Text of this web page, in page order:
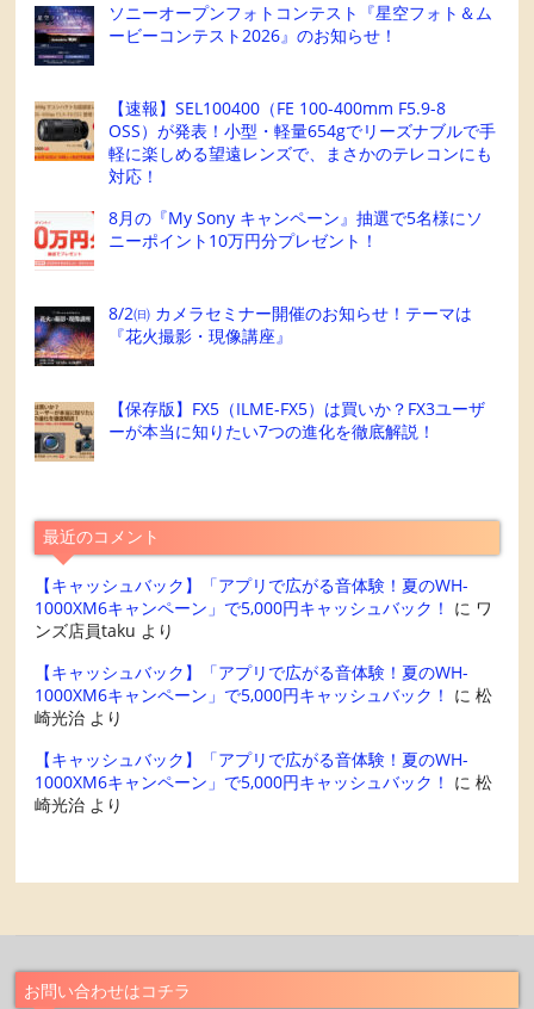
ソニーオープンフォトコンテスト『星空フォト＆ム
ービーコンテスト2026』のお知らせ！
【速報】SEL100400（FE 100-400mm F5.9-8
OSS）が発表！小型・軽量654gでリーズナブルで手
軽に楽しめる望遠レンズで、まさかのテレコンにも
対応！
8月の『My Sony キャンペーン』抽選で5名様にソ
ニーポイント10万円分プレゼント！
8/2㈰ カメラセミナー開催のお知らせ！テーマは
『花火撮影・現像講座』
【保存版】FX5（ILME-FX5）は買いか？FX3ユーザ
ーが本当に知りたい7つの進化を徹底解説！
最近のコメント
【キャッシュバック】「アプリで広がる音体験！夏のWH-
1000XM6キャンペーン」で5,000円キャッシュバック！ に ワ
ンズ店員taku より
【キャッシュバック】「アプリで広がる音体験！夏のWH-
1000XM6キャンペーン」で5,000円キャッシュバック！ に松
崎光治 より
【キャッシュバック】「アプリで広がる音体験！夏のWH-
1000XM6キャンペーン」で5,000円キャッシュバック！ に松
崎光治 より
お問い合わせはコチラ